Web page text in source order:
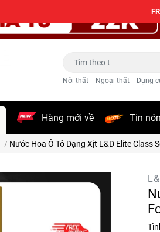
Nội thất Ngoại thất Dụng
Hàng mới về Tin
/ Nước Hoa Ô Tô Dạng Xịt L&D Elite Class